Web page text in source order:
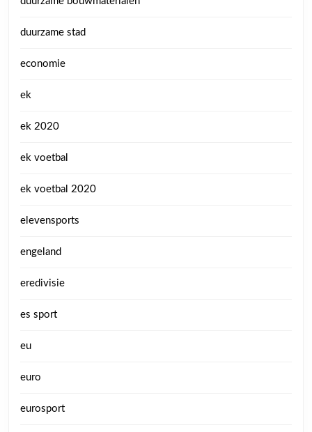
duurzame stad
economie
ek
ek 2020
ek voetbal
ek voetbal 2020
elevensports
engeland
eredivisie
es sport
eu
euro
eurosport